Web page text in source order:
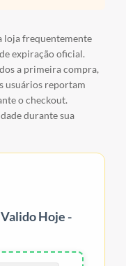
loja frequentemente
expiração oficial.
a primeira compra,
usuários reportam
o checkout.
durante sua
Hoje -